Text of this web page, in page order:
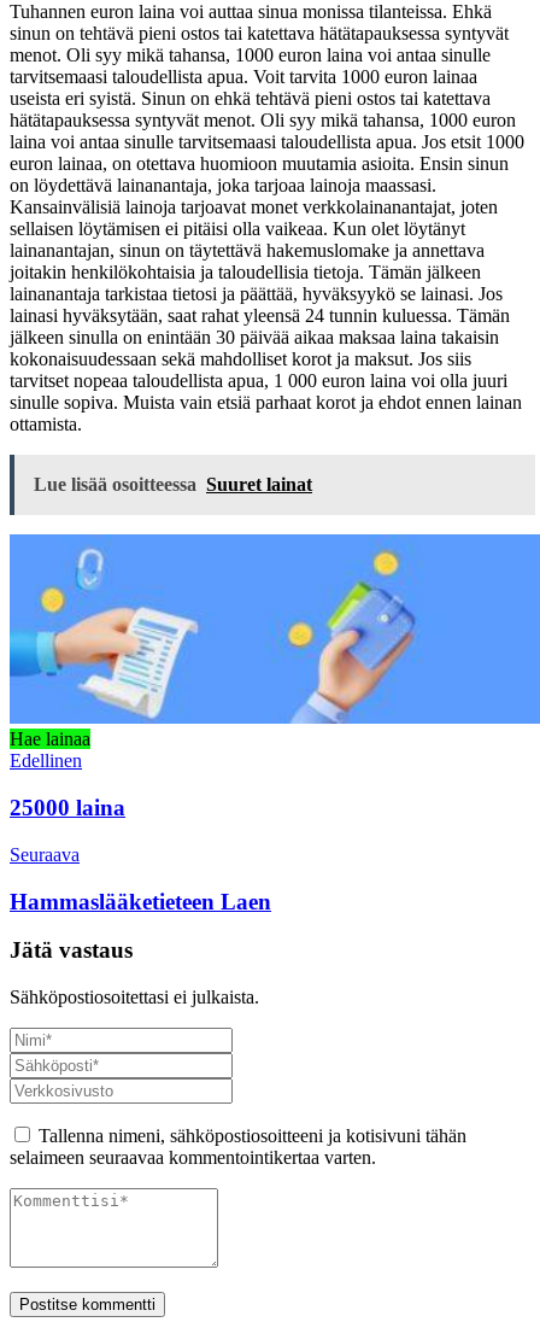
Tuhannen euron laina voi auttaa sinua monissa tilanteissa. Ehkä
sinun on tehtävä pieni ostos tai katettava hätätapauksessa syntyvät
menot. Oli syy mikä tahansa, 1000 euron laina voi antaa sinulle
tarvitsemaasi taloudellista apua. Voit tarvita 1000 euron lainaa
useista eri syistä. Sinun on ehkä tehtävä pieni ostos tai katettava
hätätapauksessa syntyvät menot. Oli syy mikä tahansa, 1000 euron
laina voi antaa sinulle tarvitsemaasi taloudellista apua. Jos etsit 1000
euron lainaa, on otettava huomioon muutamia asioita. Ensin sinun
on löydettävä lainanantaja, joka tarjoaa lainoja maassasi.
Kansainvälisiä lainoja tarjoavat monet verkkolainanantajat, joten
sellaisen löytämisen ei pitäisi olla vaikeaa. Kun olet löytänyt
lainanantajan, sinun on täytettävä hakemuslomake ja annettava
joitakin henkilökohtaisia ja taloudellisia tietoja. Tämän jälkeen
lainanantaja tarkistaa tietosi ja päättää, hyväksyykö se lainasi. Jos
lainasi hyväksytään, saat rahat yleensä 24 tunnin kuluessa. Tämän
jälkeen sinulla on enintään 30 päivää aikaa maksaa laina takaisin
kokonaisuudessaan sekä mahdolliset korot ja maksut. Jos siis
tarvitset nopeaa taloudellista apua, 1 000 euron laina voi olla juuri
sinulle sopiva. Muista vain etsiä parhaat korot ja ehdot ennen lainan
ottamista.
Lue lisää osoitteessa Suuret lainat
Hae lainaa
Edellinen
25000 laina
Seuraava
Hammaslääketieteen Laen
Jätä vastaus
Sähköpostiosoitettasi ei julkaista.
Tallenna nimeni, sähköpostiosoitteeni ja kotisivuni tähän
selaimeen seuraavaa kommentointikertaa varten.
Postitse kommentti